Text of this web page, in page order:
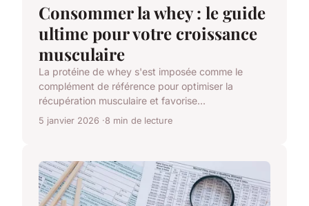
Consommer la whey : le guide
ultime pour votre croissance
musculaire
La protéine de whey s'est imposée comme le
complément de référence pour optimiser la
récupération musculaire et favorise...
5 janvier 2026 8 min de lecture